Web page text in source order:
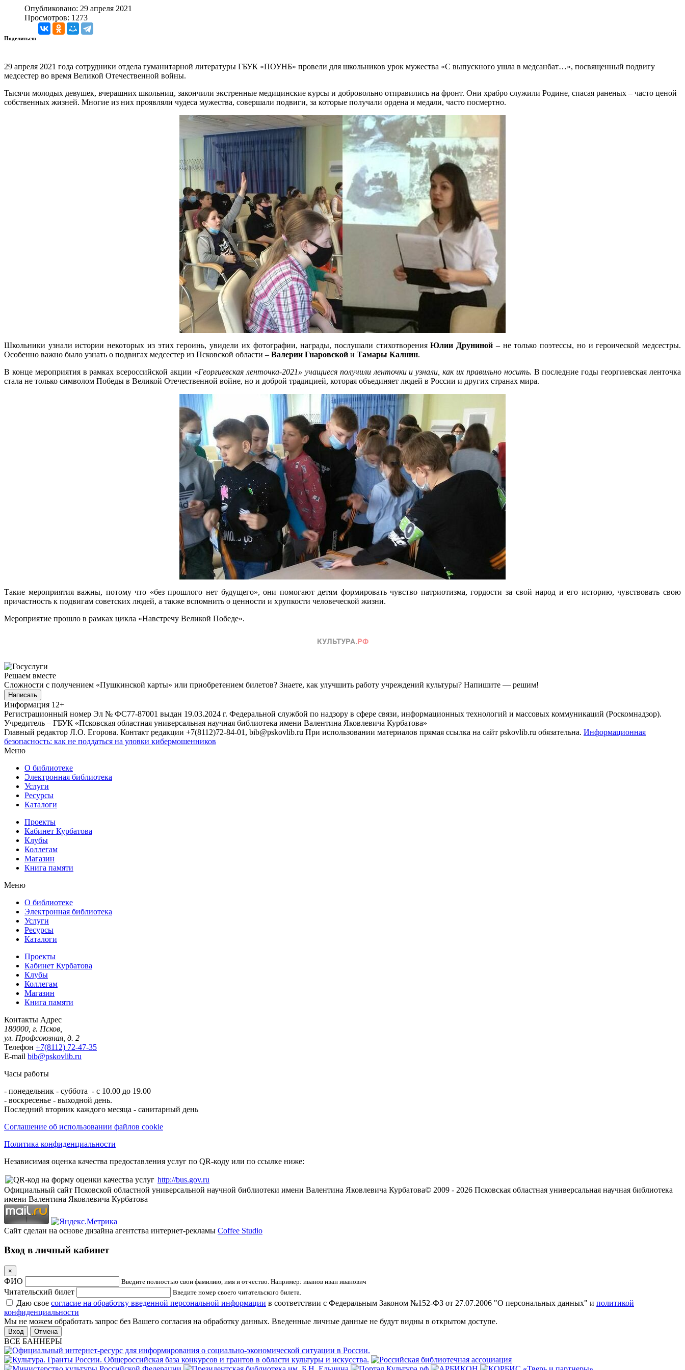
Опубликовано: 29 апреля 2021
Просмотров: 1273
Поделиться:
29 апреля 2021 года сотрудники отдела гуманитарной литературы ГБУК «ПОУНБ» провели для школьников урок мужества «С выпускного ушла в медсанбат…», посвященный подвигу
медсестер во время Великой Отечественной войны.
Тысячи молодых девушек, вчерашних школьниц, закончили экстренные медицинские курсы и добровольно отправились на фронт. Они храбро служили Родине, спасая раненых – часто ценой
собственных жизней. Многие из них проявляли чудеса мужества, совершали подвиги, за которые получали ордена и медали, часто посмертно.
Школьники узнали истории некоторых из этих героинь, увидели их фотографии, награды, послушали стихотворенияЮлии Друниной – не только поэтессы, но и героической медсестры.
Особенно важно было узнать о подвигах медсестер из Псковской области – Валерии Гнаровской и Тамары Калнин.
В конце мероприятия в рамках всероссийской акции «Георгиевская ленточка-2021» учащиеся получили ленточки и узнали, как их правильно носить. В последние годы георгиевская ленточка
стала не только символом Победы в Великой Отечественной войне, но и доброй традицией, которая объединяет людей в России и других странах мира.
Такие мероприятия важны, потому что «без прошлого нет будущего», они помогают детям формировать чувство патриотизма, гордости за свой народ и его историю, чувствовать свою
причастность к подвигам советских людей, а также вспомнить о ценности и хрупкости человеческой жизни.
Мероприятие прошло в рамках цикла «Навстречу Великой Победе».
Решаем вместе
Сложности с получением «Пушкинской карты» или приобретением билетов? Знаете, как улучшить работу учреждений культуры? Напишите — решим!
Написать
Информация 12+
Регистрационный номер Эл № ФС77-87001 выдан 19.03.2024 г. Федеральной службой по надзору в сфере связи, информационных технологий и массовых коммуникаций (Роскомнадзор).
Учредитель – ГБУК «Псковская областная универсальная научная библиотека имени Валентина Яковлевича Курбатова»
Главный редактор Л.О. Егорова. Контакт редакции +7(8112)72-84-01, bib@pskovlib.ru При использовании материалов прямая ссылка на сайт pskovlib.ru обязательна. Информационная
безопасность: как не поддаться на уловки кибермошенников
Меню
О библиотеке
Электронная библиотека
Услуги
Ресурсы
Каталоги
Проекты
Кабинет Курбатова
Клубы
Коллегам
Магазин
Книга памяти
Меню
О библиотеке
Электронная библиотека
Услуги
Ресурсы
Каталоги
Проекты
Кабинет Курбатова
Клубы
Коллегам
Магазин
Книга памяти
Контакты Адрес
180000, г. Псков,
ул. Профсоюзная, д. 2
Телефон +7(8112) 72-47-35
E-mail bib@pskovlib.ru
Часы работы
- понедельник - суббота - с 10.00 до 19.00
- воскресенье - выходной день.
Последний вторник каждого месяца - санитарный день
Соглашение об использовании файлов cookie
Политика конфиденциальности
Независимая оценка качества предоставления услуг по QR-коду или по ссылке ниже:
http://bus.gov.ru
Официальный сайт Псковской областной универсальной научной библиотеки имени Валентина Яковлевича Курбатова© 2009 - 2026 Псковская областная универсальная научная библиотека
имени Валентина Яковлевича Курбатова
Сайт сделан на основе дизайна агентства интернет-рекламы Coffee Studio
Вход в личный кабинет
×
ФИО Введите полностью свои фамилию, имя и отчество. Например: иванов иван иванович
Читательский билет Введите номер своего читательского билета.
Даю свое согласие на обработку введенной персональной информации в соответствии с Федеральным Законом №152-ФЗ от 27.07.2006 "О персональных данных" и политикой
конфиденциальности
Мы не можем обработать запрос без Вашего согласия на обработку данных. Введенные личные данные не будут видны в открытом доступе.
Отмена
ВСЕ БАННЕРЫ